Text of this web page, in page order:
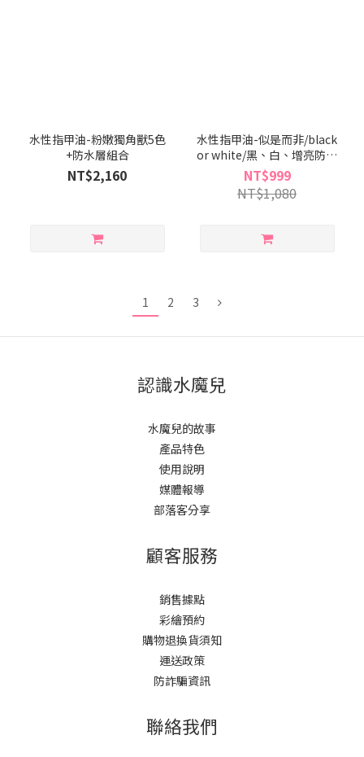
水性指甲油-粉嫩獨角獸5色
+防水層組合
NT$2,160
水性指甲油-似是而非/black
or white/黑、白、增亮防水
層
NT$999
NT$1,080
1 2 3
認識水魔兒
水魔兒的故事
產品特色
使用說明
媒體報導
部落客分享
顧客服務
銷售據點
彩繪預約
購物退換貨須知
運送政策
防詐騙資訊
聯絡我們